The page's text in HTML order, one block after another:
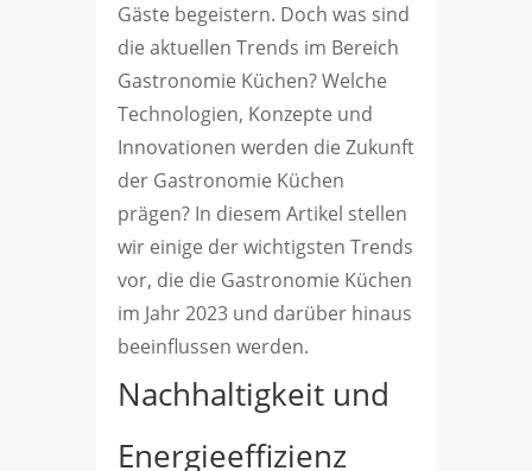
Gäste begeistern. Doch was sind
die aktuellen Trends im Bereich
Gastronomie Küchen? Welche
Technologien, Konzepte und
Innovationen werden die Zukunft
der Gastronomie Küchen
prägen? In diesem Artikel stellen
wir einige der wichtigsten Trends
vor, die die Gastronomie Küchen
im Jahr 2023 und darüber hinaus
beeinflussen werden.
Nachhaltigkeit und
Energieeffizienz